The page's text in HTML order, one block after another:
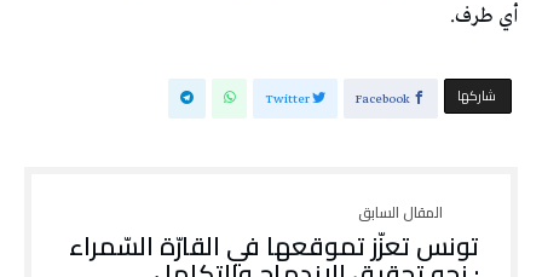
‬أي‭ ‬طرف‭.‬
‫‫ شاركها‬ Facebook
Twitter
تونس‭ ‬تعزّز‭ ‬تموقعها‭ ‬في‭ ‬القارّة‭ ‬السّمراء